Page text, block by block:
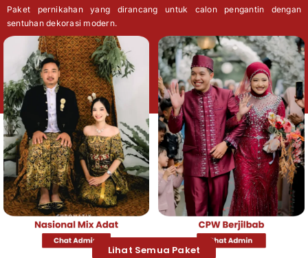
Paket pernikahan yang dirancang untuk calon pengantin dengan
sentuhan dekorasi modern.
Lihat Semua Paket